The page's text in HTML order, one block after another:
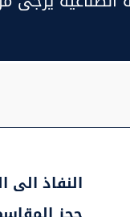
النفاذ الى